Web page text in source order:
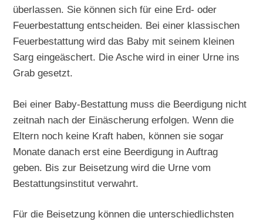
überlassen. Sie können sich für eine Erd- oder
Feuerbestattung entscheiden. Bei einer klassischen
Feuerbestattung wird das Baby mit seinem kleinen
Sarg eingeäschert. Die Asche wird in einer Urne ins
Grab gesetzt.
Bei einer Baby-Bestattung muss die Beerdigung nicht
zeitnah nach der Einäscherung erfolgen. Wenn die
Eltern noch keine Kraft haben, können sie sogar
Monate danach erst eine Beerdigung in Auftrag
geben. Bis zur Beisetzung wird die Urne vom
Bestattungsinstitut verwahrt.
Für die Beisetzung können die unterschiedlichsten